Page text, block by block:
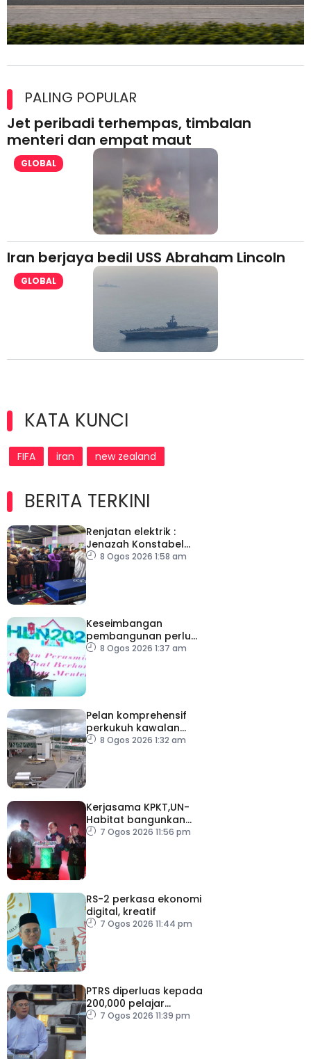
lesen separuh pertama 2026
PALING POPULAR
Jet peribadi terhempas, timbalan
menteri dan empat maut
GLOBAL
Iran berjaya bedil USS Abraham Lincoln
GLOBAL
KATA KUNCI
FIFA iran new zealand
BERITA TERKINI
Renjatan elektrik :
Jenazah Konstabel
Muhammad Raimi
8 Ogos 2026 1:58 am
Keseimbangan
pembangunan perlu
ambil kira lokasi tumpuan
8 Ogos 2026 1:37 am
Pelan komprehensif
perkukuh kawalan
keselamatan di semua
8 Ogos 2026 1:32 am
Kerjasama KPKT,UN-
Habitat bangunkan
inisiatif My Public Space
7 Ogos 2026 11:56 pm
RS-2 perkasa ekonomi
digital, kreatif
7 Ogos 2026 11:44 pm
PTRS diperluas kepada
200,000 pelajar
menjelang 2030
7 Ogos 2026 11:39 pm